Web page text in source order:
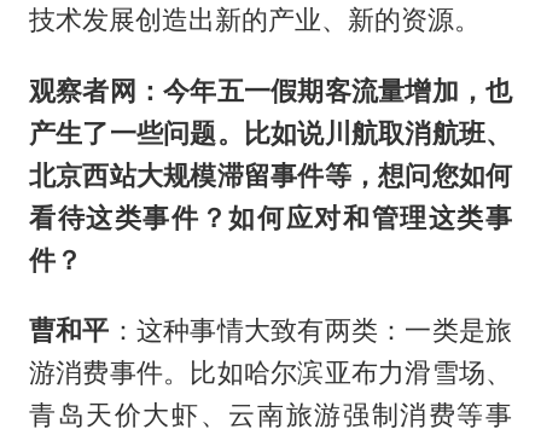
技术发展创造出新的产业、新的资源。
观察者网：今年五一假期客流量增加，也
产生了一些问题。比如说川航取消航班、
北京西站大规模滞留事件等，想问您如何
看待这类事件？如何应对和管理这类事
件？
曹和平 ：这种事情大致有两类：一类是旅
游消费事件。比如哈尔滨亚布力滑雪场、
青岛天价大虾、云南旅游强制消费等事